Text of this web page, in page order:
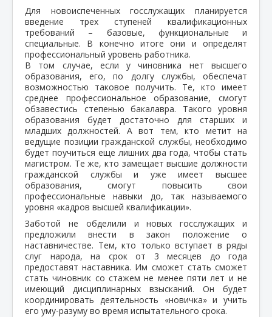
Для новоиспеченных госслужащих планируется
введение трех ступеней квалификационных
требований – базовые, функциональные и
специальные. В конечно итоге они и определят
профессиональный уровень работника.
В том случае, если у чиновника нет высшего
образования, его, по долгу службы, обеспечат
возможностью таковое получить. Те, кто имеет
среднее профессиональное образование, смогут
обзавестись степенью бакалавра. Такого уровня
образования будет достаточно для старших и
младших должностей. А вот тем, кто метит на
ведущие позиции гражданской службы, необходимо
будет поучиться еще лишних два года, чтобы стать
магистром. Те же, кто замещает высшие должности
гражданской службы и уже имеет высшее
образования, смогут повысить свои
профессиональные навыки до, так называемого
уровня «кадров высшей квалификации».
Заботой не обделили и новых госслужащих и
предложили внести в закон положение о
наставничестве. Тем, кто только вступает в ряды
слуг народа, на срок от 3 месяцев до года
предоставят наставника. Им сможет стать сможет
стать чиновник со стажем не менее пяти лет и не
имеющий дисциплинарных взысканий. Он будет
координировать деятельность «новичка» и учить
его уму-разуму во время испытательного срока.